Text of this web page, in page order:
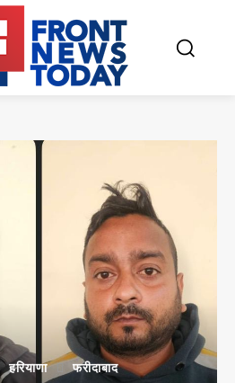
हरियाणा फरीदाबाद